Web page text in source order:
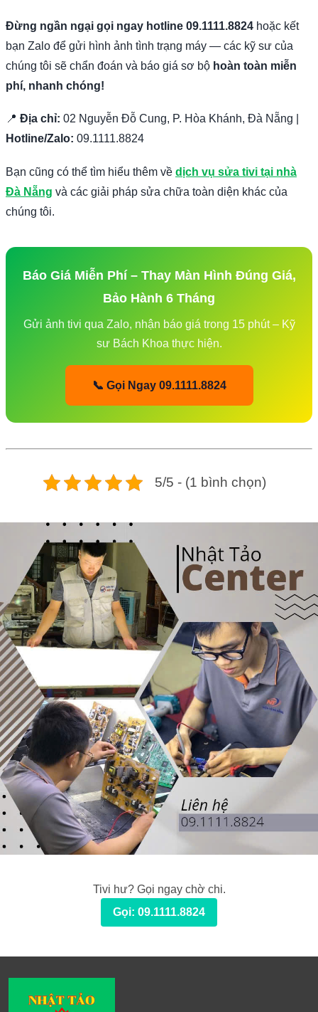
Đừng ngần ngại gọi ngay hotline 09.1111.8824 hoặc kết
bạn Zalo để gửi hình ảnh tình trạng máy — các kỹ sư của
chúng tôi sẽ chẩn đoán và báo giá sơ bộ hoàn toàn miễn
phí, nhanh chóng!
📍 Địa chỉ: 02 Nguyễn Đỗ Cung, P. Hòa Khánh, Đà Nẵng |
Hotline/Zalo: 09.1111.8824
Bạn cũng có thể tìm hiểu thêm về dịch vụ sửa tivi tại nhà
Đà Nẵng và các giải pháp sửa chữa toàn diện khác của
chúng tôi.
Báo Giá Miễn Phí – Thay Màn Hình Đúng Giá,
Bảo Hành 6 Tháng
Gửi ảnh tivi qua Zalo, nhận báo giá trong 15 phút – Kỹ
sư Bách Khoa thực hiện.
📞 Gọi Ngay 09.1111.8824
5/5 - (1 bình chọn)
Tivi hư? Gọi ngay chờ chi.
Gọi: 09.1111.8824